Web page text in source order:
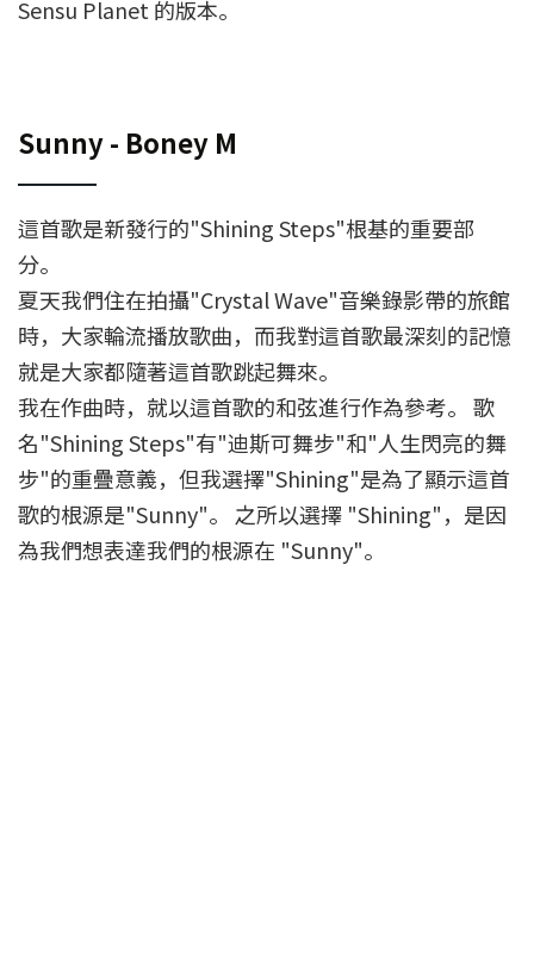
Sensu Planet 的版本。
Sunny - Boney M
這首歌是新發行的"Shining Steps"根基的重要部
分。
夏天我們住在拍攝"Crystal Wave"音樂錄影帶的旅館
時，大家輪流播放歌曲，而我對這首歌最深刻的記憶
就是大家都隨著這首歌跳起舞來。
我在作曲時，就以這首歌的和弦進行作為參考。 歌
名"Shining Steps"有"迪斯可舞步"和"人生閃亮的舞
步"的重疊意義，但我選擇"Shining"是為了顯示這首
歌的根源是"Sunny"。 之所以選擇 "Shining"，是因
為我們想表達我們的根源在 "Sunny"。